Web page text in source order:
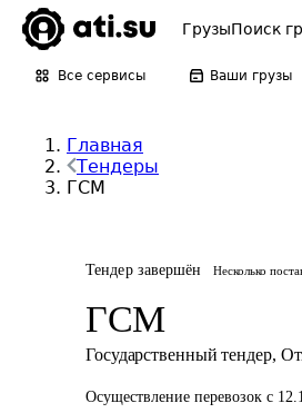
ГрузыПоиск
Все сервисы Ваши грузы
Главная
Тендеры
ГСМ
Тендер завершён Несколько
ГСМ
Государственный тендер,
Осуществление перевозок с